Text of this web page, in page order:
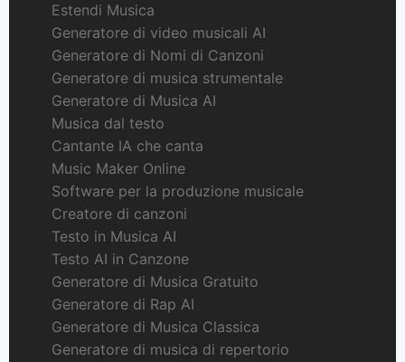
Estendi Musica
Generatore di video musicali AI
Generatore di Nomi di Canzoni
Generatore di musica strumentale
Generatore di Musica AI
Musica dal testo
Cantante IA che canta
Music Maker Online
Software per la produzione musicale
Creatore di canzoni
Testo in Musica AI
Testo AI in Canzone
Generatore di Musica Gratuito
Generatore di Rap AI
Generatore di Musica Classica
Generatore di musica di repertorio